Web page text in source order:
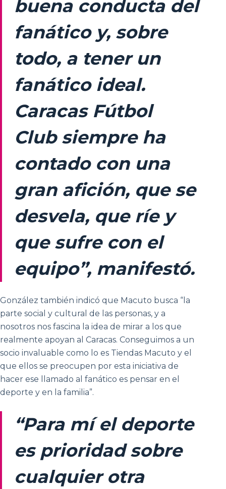
buena conducta del
fanático y, sobre
todo, a tener un
fanático ideal.
Caracas Fútbol
Club siempre ha
contado con una
gran afición, que se
desvela, que ríe y
que sufre con el
equipo”, manifestó.
González también indicó que Macuto busca “la
parte social y cultural de las personas, y a
nosotros nos fascina la idea de mirar a los que
realmente apoyan al Caracas. Conseguimos a un
socio invaluable como lo es Tiendas Macuto y el
que ellos se preocupen por esta iniciativa de
hacer ese llamado al fanático es pensar en el
deporte y en la familia”.
“Para mí el deporte
es prioridad sobre
cualquier otra